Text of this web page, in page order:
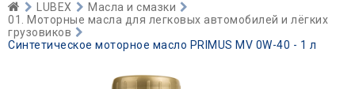
LUBEX
Масла и смазки
01. Моторные масла для легковых автомобилей и лёгких
грузовиков
Синтетическое моторное масло PRIMUS MV 0W-40 - 1 л